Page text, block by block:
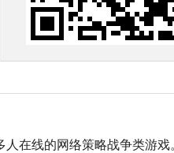
人在线的网络策略战争类游戏